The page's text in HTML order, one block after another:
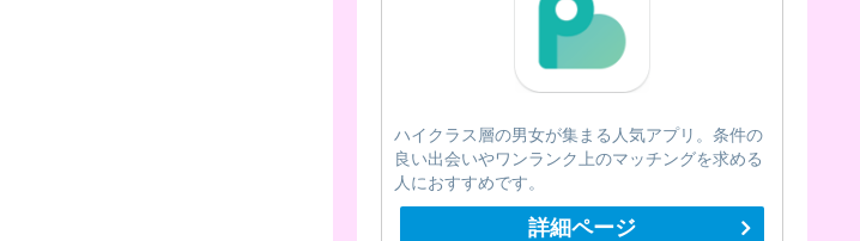
ハイクラス層の男女が集まる人気アプリ。条件の
良い出会いやワンランク上のマッチングを求める
人におすすめです。
詳細ページ